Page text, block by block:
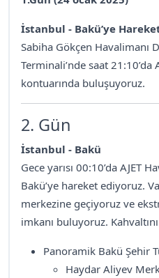
İstanbul - Bakü’ye
Sabiha Gökçen Havalimanı
Terminali’nde saat 21:10’da
kontuarında buluşuyoruz.
2. Gün
İstanbul - Bakü
Gece yarısı 00:10’da AJET
Bakü’ye hareket ediyoruz.
merkezine geçiyoruz ve
imkanı buluyoruz.
Panoramik Bakü Şehir
Haydar Aliyev